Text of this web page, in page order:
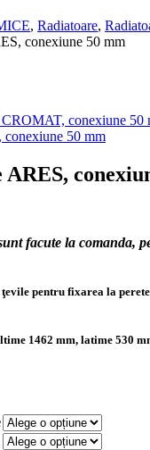
, Radiatoare,
conexiune 50 mm
conexiune 50
50 mm
facute la comanda,
ţevile pentru fixarea la
1462 mm, latime 530